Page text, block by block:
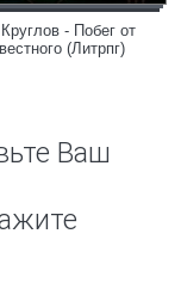
- Побег от
(Литрпг)
Ваш